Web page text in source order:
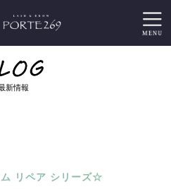
新情報
リペア シリーズ☆